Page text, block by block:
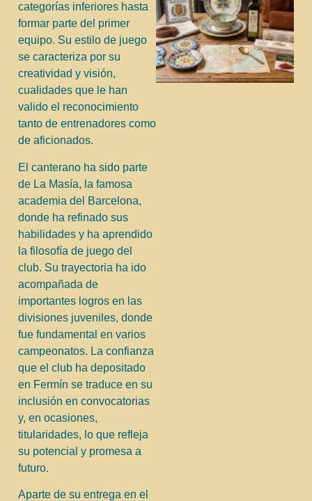
categorías inferiores hasta
formar parte del primer
equipo. Su estilo de juego
se caracteriza por su
creatividad y visión,
cualidades que le han
valido el reconocimiento
tanto de entrenadores como
de aficionados.
El canterano ha sido parte
de La Masía, la famosa
academia del Barcelona,
donde ha refinado sus
habilidades y ha aprendido
la filosofía de juego del
club. Su trayectoria ha ido
acompañada de
importantes logros en las
divisiones juveniles, donde
fue fundamental en varios
campeonatos. La confianza
que el club ha depositado
en Fermín se traduce en su
inclusión en convocatorias
y, en ocasiones,
titularidades, lo que refleja
su potencial y promesa a
futuro.
Aparte de su entrega en el